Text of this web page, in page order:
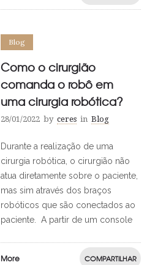
Blog
Como o cirurgião
comanda o robô em
uma cirurgia robótica?
28/01/2022 by ceres in Blog
Durante a realização de uma
cirurgia robótica, o cirurgião não
atua diretamente sobre o paciente,
mas sim através dos braços
robóticos que são conectados ao
paciente. A partir de um console
More COMPARTILHAR